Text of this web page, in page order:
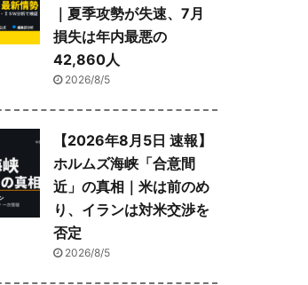
｜夏季攻勢が失速、7月
損失は年内最悪の
42,860人
2026/8/5
【2026年8月5日 速報】
ホルムズ海峡「合意間
近」の真相｜米は前のめ
り、イランは対米交渉を
否定
2026/8/5